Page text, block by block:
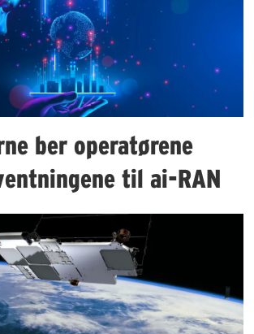
ber operatørene
til ai-RAN